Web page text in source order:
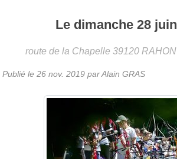
Le dimanche 28 juin
route de la Chapelle 39120 RAHON
Publié le 26 nov. 2019 par Alain GRAS